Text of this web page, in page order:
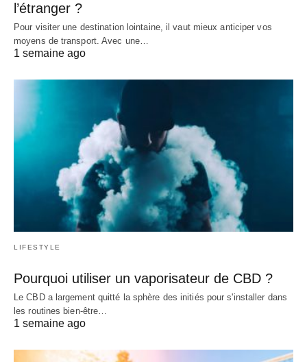
l’étranger ?
Pour visiter une destination lointaine, il vaut mieux anticiper vos
moyens de transport. Avec une…
1 semaine ago
LIFESTYLE
Pourquoi utiliser un vaporisateur de CBD ?
Le CBD a largement quitté la sphère des initiés pour s'installer dans
les routines bien-être…
1 semaine ago